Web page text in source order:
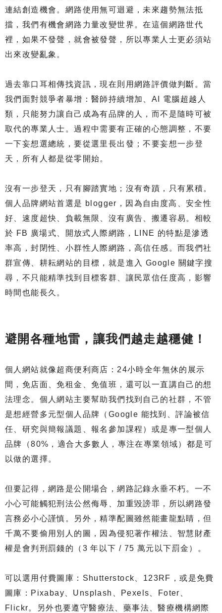
連結創造機會。網路使用無可迴避，未來趨勢無法抵
擋，我們有機會網路力量改變世界。在這個網路世代
裡，如果不發聲，就會被發聲，所以專業人士更必須站
出來改變亂象。
過去靠口耳相傳找資訊，現在則用網路評價做判斷。當
我們面對競爭者暴增：醫師持續增加、AI 電腦超越人
類，只能努力讓自己成為有品牌的人，而不是隨時可被
取代的專業人士。過程中需要有正確的心態調整，不要
一下妄想選總統，要從選里長出發；不要妄想一步登
天，所有人都是從零開始。
沒有一步登天，只有腳踏實地；沒有奇蹟，只有累積。
個人品牌網站首選是 blogger，因為自由度高、安全性
好、速度超快、負載無限、沒有廣告、搬遷容易。相較
於 FB 廣場式、開放式人際網路，LINE 的特點是滲透
率高，封閉性、小群性人際網路，高信任感。而我們社
群宣傳、耕耘網站的目標，就是進入 Google 關鍵字搜
尋，不只能精準找到目標客群、讓民眾信任度高，影響
時間也能長久。
避開各種地雷，讓我們越走越穩健！
個人網站就像超商便利商店：24小時全年無休的展示
間，免店面、免租金、免值班，還可以一直講自己的想
法理念。個人網站主要幫助我們找到自己的社群，不管
是想經營多元型個人品牌（Google 能找到、評論被信
任、研究與簡報議題、報名參加課程）或是專一型個人
品牌（80%，適合大多數人，專注在專業領域）都是可
以做的選擇。
但要記得，網路是公開場合，網路記錄永垂不朽。一不
小心可能觸犯刑法公然侮辱、加重毀謗罪，所以網路發
言務必小心謹慎。另外，精準配圖雖然能畫龍點睛，但
千萬不要偷用別人的圖，因為侵犯著作權法、智慧財產
權是會判刑罰錢的（3 年以下 / 75 萬元以下罰金）。
可以選用付費圖庫：Shutterstock、123RF，或是免費
圖庫：Pixabay、Unsplash、Pexels、Foter、
Flickr。另外也要遵守醫療法、藥事法、醫療機構網際